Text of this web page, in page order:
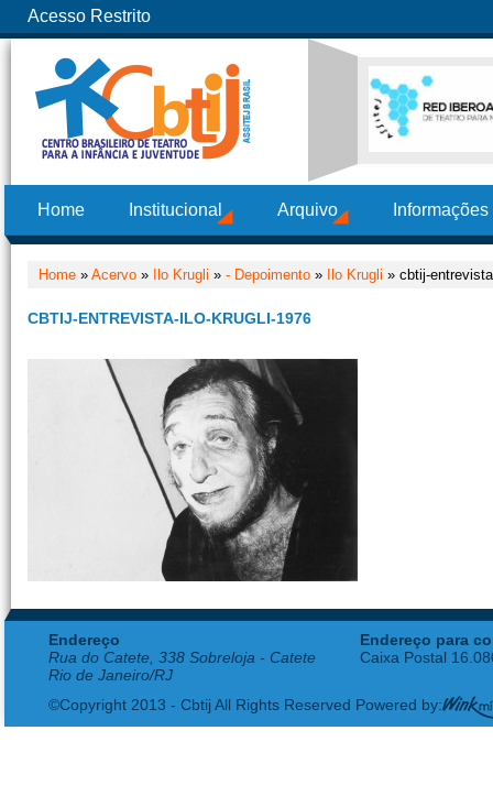
Acesso Restrito
Home Institucional Arquivo
Home » Acervo » Ilo Krugli » - Depoimento » Ilo Krugli » cbtij-
CBTIJ-ENTREVISTA-ILO-KRUGLI-1976
Endereço
Rua do Catete, 338 Sobreloja - Catete
Rio de Janeiro/RJ
Endereço para
Caixa Postal
©Copyright 2013 - Cbtij All Rights Reserved Powered by: